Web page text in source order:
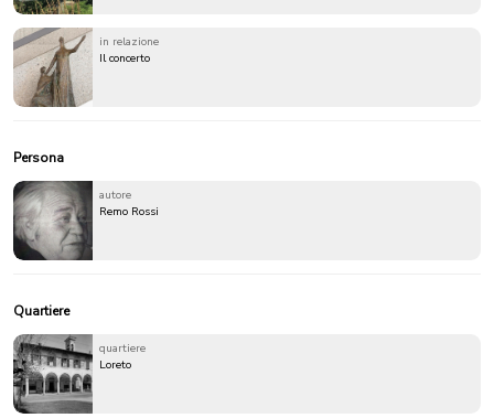
in relazione
Il concerto
Persona
autore
Remo Rossi
Quartiere
quartiere
Loreto